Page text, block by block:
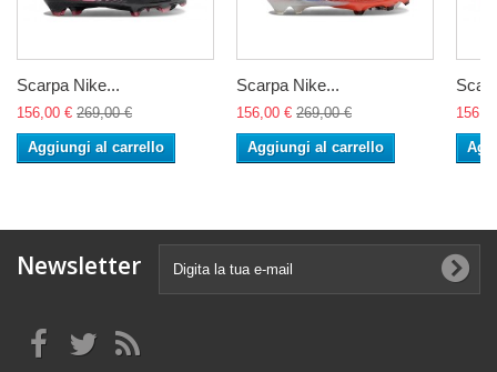
Scarpa Nike...
156,00 € 269,00 €
Aggiungi al carrello
Scarpa Nike...
156,00 € 269,00 €
Aggiungi al carrello
Newsletter